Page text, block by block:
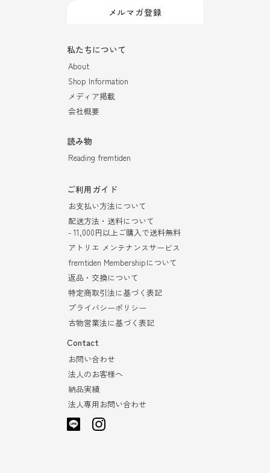
メルマガ登録
私たちについて
About
Shop Information
メディア掲載
会社概要
読み物
Reading fremtiden
ご利用ガイド
お支払い方法について
配送方法・送料について
- 11,000円以上ご購入で送料無料
アトリエ メンテナンスサービス
fremtiden Membershipについて
返品・交換について
特定商取引法に基づく表記
プライバシーポリシー
古物営業法に基づく表記
Contact
お問い合わせ
法人のお客様へ
納品実績
法人専用お問い合わせ